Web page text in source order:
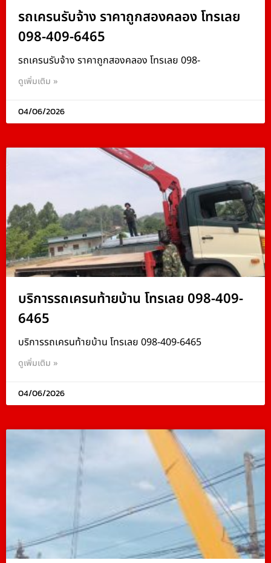
รถเครนรับจ้าง ราคาถูกสองคลอง โทรเลย
098-409-6465
รถเครนรับจ้าง ราคาถูกสองคลอง โทรเลย 098-
ดูเพิ่มเติม »
04/06/2026
บริการรถเครนท้ายบ้าน โทรเลย 098-409-
6465
บริการรถเครนท้ายบ้าน โทรเลย 098-409-6465
ดูเพิ่มเติม »
04/06/2026